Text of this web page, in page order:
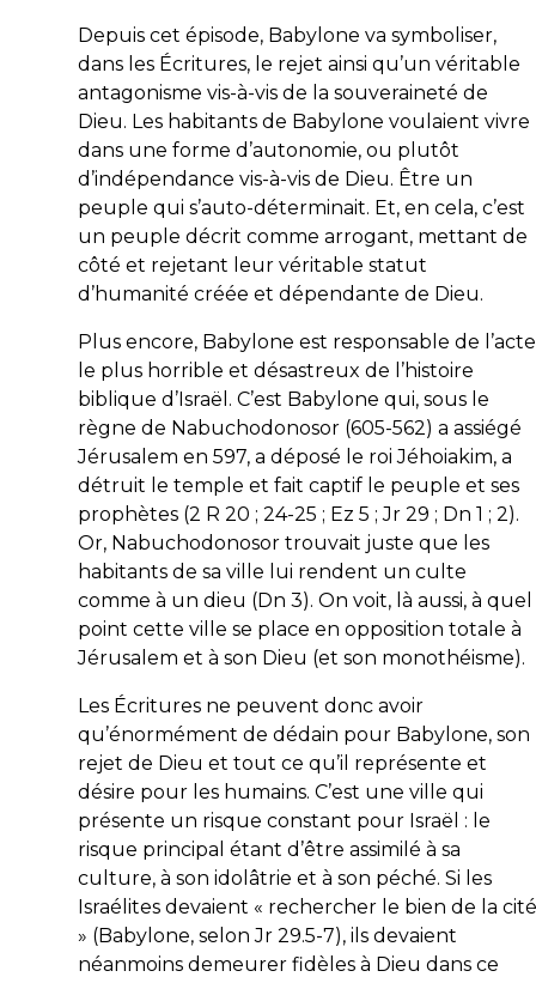
Depuis cet épisode, Babylone va symboliser,
dans les Écritures, le rejet ainsi qu’un véritable
antagonisme vis-à-vis de la souveraineté de
Dieu. Les habitants de Babylone voulaient vivre
dans une forme d’autonomie, ou plutôt
d’indépendance vis-à-vis de Dieu. Être un
peuple qui s’auto-déterminait. Et, en cela, c’est
un peuple décrit comme arrogant, mettant de
côté et rejetant leur véritable statut
d’humanité créée et dépendante de Dieu.
Plus encore, Babylone est responsable de l’acte
le plus horrible et désastreux de l’histoire
biblique d’Israël. C’est Babylone qui, sous le
règne de Nabuchodonosor (605-562) a assiégé
Jérusalem en 597, a déposé le roi Jéhoiakim, a
détruit le temple et fait captif le peuple et ses
prophètes (2 R 20 ; 24-25 ; Ez 5 ; Jr 29 ; Dn 1 ; 2).
Or, Nabuchodonosor trouvait juste que les
habitants de sa ville lui rendent un culte
comme à un dieu (Dn 3). On voit, là aussi, à quel
point cette ville se place en opposition totale à
Jérusalem et à son Dieu (et son monothéisme).
Les Écritures ne peuvent donc avoir
qu’énormément de dédain pour Babylone, son
rejet de Dieu et tout ce qu’il représente et
désire pour les humains. C’est une ville qui
présente un risque constant pour Israël : le
risque principal étant d’être assimilé à sa
culture, à son idolâtrie et à son péché. Si les
Israélites devaient « rechercher le bien de la cité
» (Babylone, selon Jr 29.5-7), ils devaient
néanmoins demeurer fidèles à Dieu dans ce